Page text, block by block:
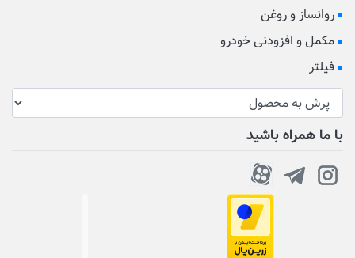
روانساز و روغن
مکمل و افزودنی خودرو
فیلتر
با ما همراه باشید